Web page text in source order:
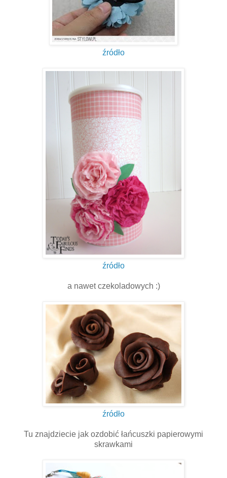
źródło
źródło
a nawet czekoladowych :)
źródło
Tu znajdziecie jak ozdobić łańcuszki papierowymi
skrawkami